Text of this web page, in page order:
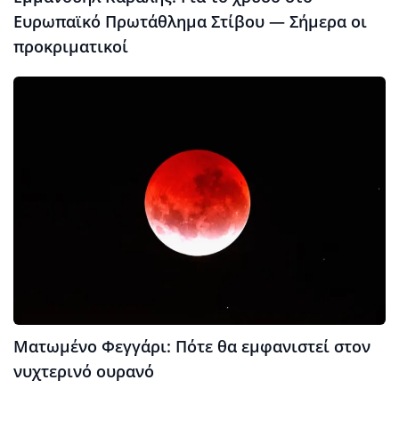
Ευρωπαϊκό Πρωτάθλημα Στίβου — Σήμερα οι
προκριματικοί
Ματωμένο Φεγγάρι: Πότε θα εμφανιστεί στον
νυχτερινό ουρανό